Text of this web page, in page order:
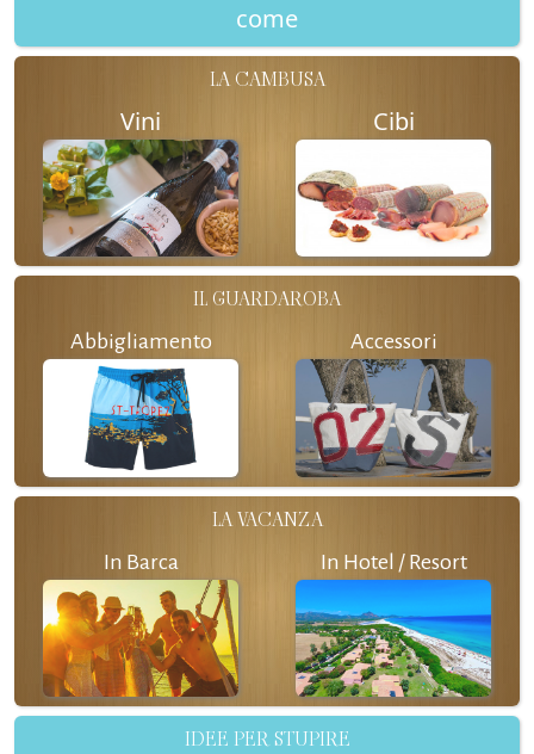
come
LA CAMBUSA
Vini Cibi
IL GUARDAROBA
Abbigliamento Accessori
LA VACANZA
In Barca In Hotel / Resort
IDEE PER STUPIRE